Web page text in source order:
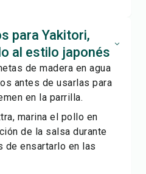
para Yakitori,
al estilo japonés
de madera en agua
antes de usarlas para
en la parrilla.
marina el pollo en
de la salsa durante
de ensartarlo en las